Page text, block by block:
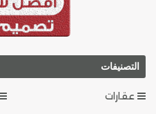
التصنيفات
عقارات